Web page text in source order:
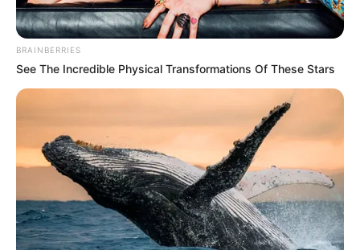
Rendkívüli halálesetként vizsgálva jutott a
rendőrség arra a következtetésre, hogy a 34 éves
BRAINBERRIES
See The Incredible Physical Transformations Of These Stars